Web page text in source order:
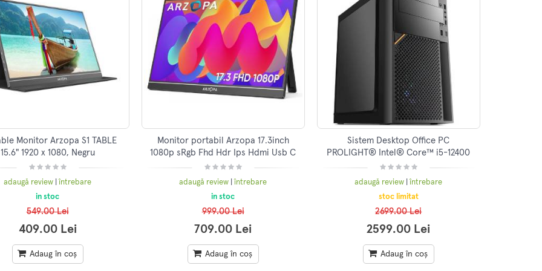
Monitor Arzopa S1 TABLE
15.6" 1920 x 1080, Negru
adaugă review |întrebare
in stoc
549.00 Lei
409.00 Lei
Adaug în coș
Monitor portabil Arzopa 17.3inch
1080p sRgb Fhd Hdr Ips Hdmi Usb C
Type C difuzor dual foarte subtire
adaugă review |întrebare
in stoc
999.00 Lei
709.00 Lei
Adaug în coș
Sistem Desktop Office PC
PROLIGHT® Intel® Core™ i5-12400
4.4 GHz, 16GB DDR4, SSD 512GB,
Windows 11 Pro
adaugă review |întrebare
stoc limitat
2699.00 Lei
2599.00 Lei
Adaug în coș